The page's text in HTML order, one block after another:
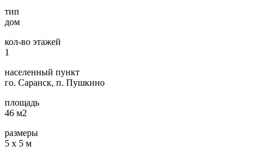
тип
дом
кол-во этажей
1
населенный пункт
го. Саранск, п. Пушкино
площадь
46 м2
размеры
5 х 5 м